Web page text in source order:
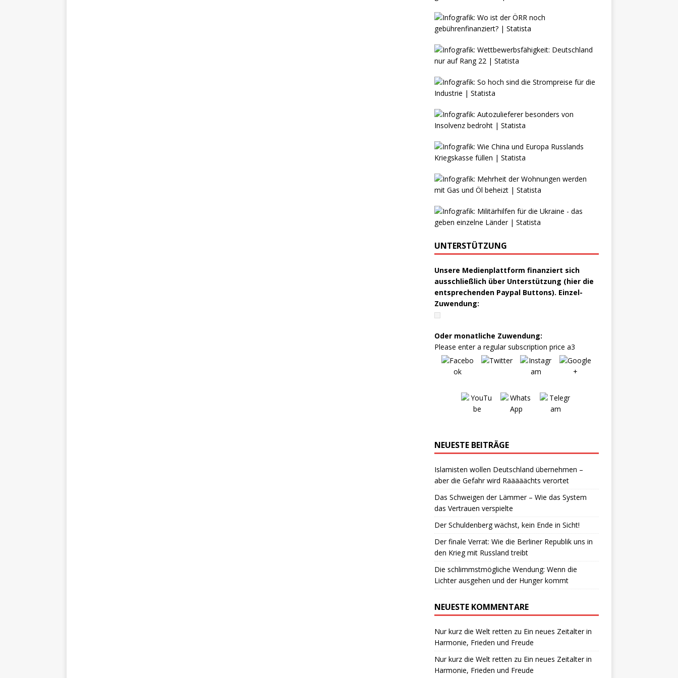
UNTERSTÜTZUNG
Unsere Medienplattform finanziert sich
ausschließlich über Unterstützung (hier die
entsprechenden Paypal Buttons). Einzel-
Zuwendung:
Oder monatliche Zuwendung:
Please enter a regular subscription price a3
NEUESTE BEITRÄGE
Islamisten wollen Deutschland übernehmen –
aber die Gefahr wird Rääääächts verortet
Das Schweigen der Lämmer – Wie das System
das Vertrauen verspielte
Der Schuldenberg wächst, kein Ende in Sicht!
Der finale Verrat: Wie die Berliner Republik uns in
den Krieg mit Russland treibt
Die schlimmstmögliche Wendung: Wenn die
Lichter ausgehen und der Hunger kommt
NEUESTE KOMMENTARE
Nur kurz die Welt retten zu Ein neues Zeitalter in
Harmonie, Frieden und Freude
Nur kurz die Welt retten zu Ein neues Zeitalter in
Harmonie, Frieden und Freude